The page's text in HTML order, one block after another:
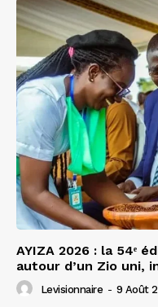
AYIZA 2026 : la 54ᵉ
autour d’un Zio uni,
Levisionnaire - 9 Août